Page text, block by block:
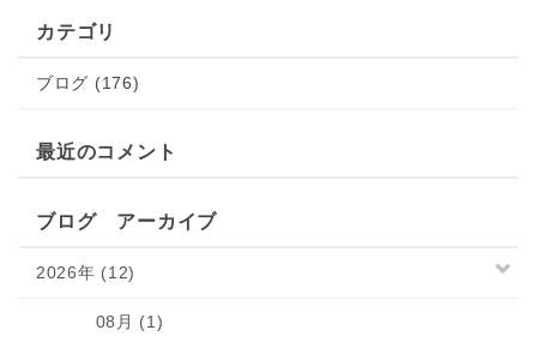
カテゴリ
ブログ (176)
最近のコメント
ブログ アーカイブ
2026年 (12)
08月 (1)